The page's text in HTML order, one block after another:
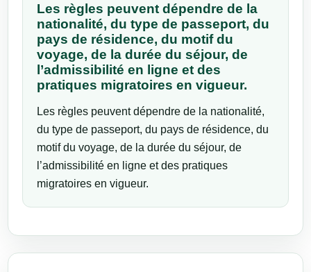
Les règles peuvent dépendre de la
nationalité, du type de passeport, du
pays de résidence, du motif du
voyage, de la durée du séjour, de
l’admissibilité en ligne et des
pratiques migratoires en vigueur.
Les règles peuvent dépendre de la nationalité,
du type de passeport, du pays de résidence, du
motif du voyage, de la durée du séjour, de
l’admissibilité en ligne et des pratiques
migratoires en vigueur.